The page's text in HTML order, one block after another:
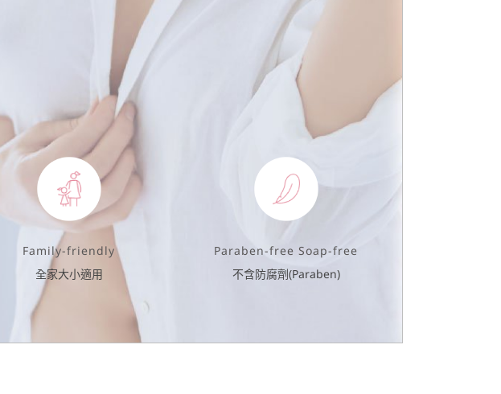
Family-friendly
全家大小適用
Paraben-free Soap-free
不含防腐劑(Paraben)